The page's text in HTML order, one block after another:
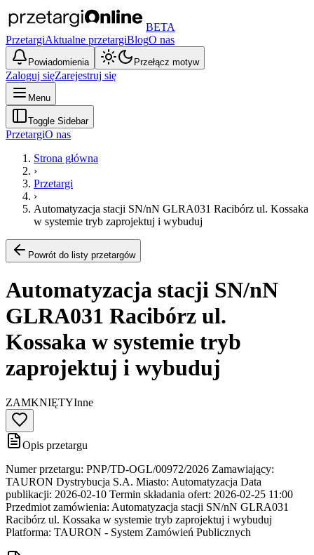
BETA
PrzetargiAktualne przetargiBlogO nas
Powiadomienia Przełącz motyw
Zaloguj sięZarejestruj się
Menu
Toggle Sidebar
PrzetargiO nas
Strona główna
›
Przetargi
›
Automatyzacja stacji SN/nN GLRA031 Racibórz ul. Kossaka
w systemie tryb zaprojektuj i wybuduj
Powrót do listy przetargów
Automatyzacja stacji SN/nN
GLRA031 Racibórz ul.
Kossaka w systemie tryb
zaprojektuj i wybuduj
ZAMKNIĘTYInne
Opis przetargu
Numer przetargu: PNP/TD-OGL/00972/2026 Zamawiający:
TAURON Dystrybucja S.A. Miasto: Automatyzacja Data
publikacji: 2026-02-10 Termin składania ofert: 2026-02-25 11:00
Przedmiot zamówienia: Automatyzacja stacji SN/nN GLRA031
Racibórz ul. Kossaka w systemie tryb zaprojektuj i wybuduj
Platforma: TAURON - System Zamówień Publicznych